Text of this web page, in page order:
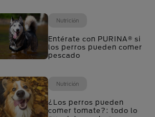
Nutrición
Entérate con PURINA® si
los perros pueden comer
pescado
Nutrición
¿Los perros pueden
comer tomate?: todo lo